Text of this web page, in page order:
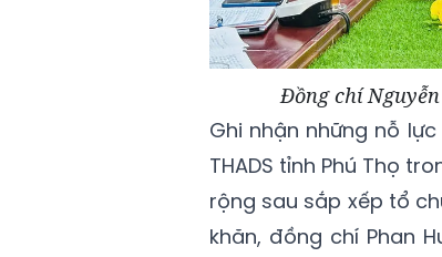
Đồng chí
Ghi nhận những nỗ
THADS tỉnh Phú Thọ
rộng sau sắp xếp tổ
khăn, đồng chí Phan